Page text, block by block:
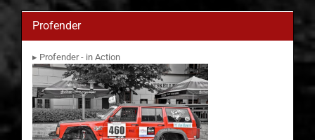
Profender
▸ Profender - in Action